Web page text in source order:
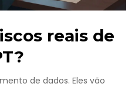
reais de
de dados. Eles vão